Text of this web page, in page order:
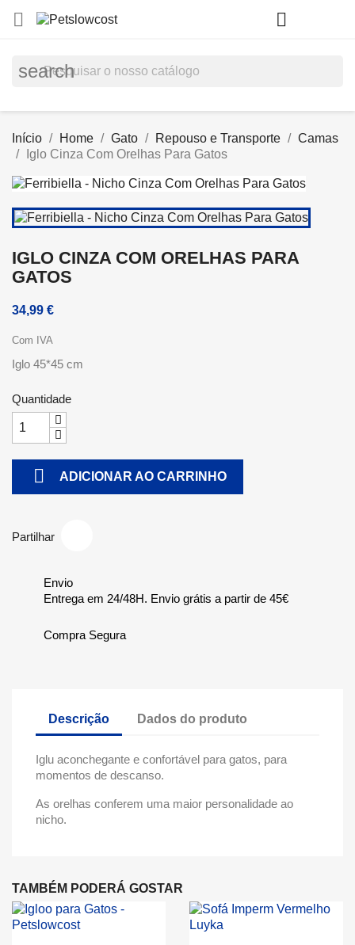
 
search
Início Home Gato Repouso e Transporte
Camas
Iglo Cinza Com Orelhas Para Gatos
IGLO CINZA COM ORELHAS PARA
GATOS
34,99 €
Com IVA
Iglo 45*45 cm
Quantidade
 ADICIONAR AO CARRINHO
Partilhar
Envio
Entrega em 24/48H. Envio grátis a partir de 45€
Compra Segura
Descrição Dados do produto
Iglu aconchegante e confortável para gatos, para
momentos de descanso.
As orelhas conferem uma maior personalidade ao
nicho.
TAMBÉM PODERÁ GOSTAR